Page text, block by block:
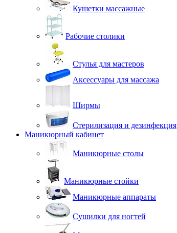
Кушетки массажные
Рабочие столики
Стулья для мастеров
Аксессуары для массажа
Ширмы
Стерилизация и дезинфекция
Маникюрный кабинет
Маникюрные столы
Маникюрные стойки
Маникюрные аппараты
Сушилки для ногтей